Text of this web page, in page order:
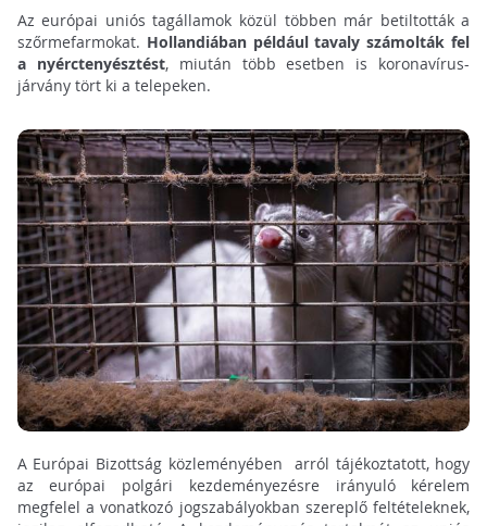
Az európai uniós tagállamok közül többen már betiltották a
szőrmefarmokat. Hollandiában például tavaly számolták fel
a nyérctenyésztést, miután több esetben is koronavírus-
járvány tört ki a telepeken.
A Európai Bizottság közleményében arról tájékoztatott, hogy
az európai polgári kezdeményezésre irányuló kérelem
megfelel a vonatkozó jogszabályokban szereplő feltételeknek,